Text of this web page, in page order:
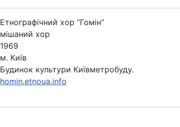
Етнографічний хор “Гомін”
мішаний хор
1969
м. Київ
Будинок культури Київметробуду.
homin.etnoua.info